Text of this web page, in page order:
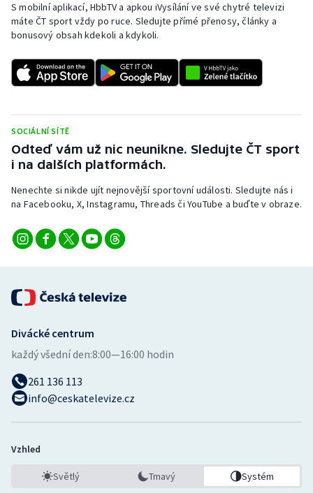
Ragby
Rychlobruslení
Rychlostní kanoistika
Short track
Sportovní střelba
Stolní tenis
Vodní slalom
Ostatní
S mobilní aplikací, HbbTV a apkou iVysílání ve své chytré televizi
máte ČT sport vždy po ruce. Sledujte přímé přenosy, články a
bonusový obsah kdekoli a kdykoli.
SOCIÁLNÍ SÍTĚ
Odteď vám už nic neunikne. Sledujte ČT sport
i na dalších platformách.
Nenechte si nikde ujít nejnovější sportovní události. Sledujte nás i
na Facebooku, X, Instagramu, Threads či YouTube a buďte v obraze.
Divácké centrum
každý všední den:8:00—16:00 hodin
261 136 113
info@ceskatelevize.cz
Vzhled
Světlý Tmavý Systém